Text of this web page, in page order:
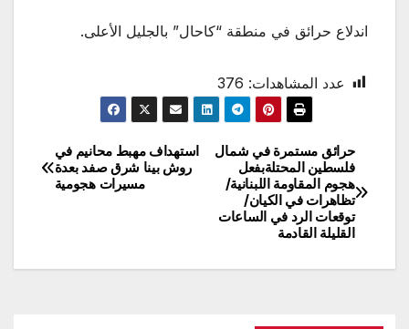
اندلاع حرائق في منطقة “كاحال” بالجليل الأعلى.
عدد المشاهدات: 376
تصفّح
المقالات
استهداف مهبط محانيم في
روش بينا شرق صفد بعدة
مسيرات هجومية
حرائق مستمرة في شمال
فلسطين المحتلةبفعل
هجوم المقاومة اللبنانية/
تظاهرات في الكيان/
توقعات الرد في الساعات
القليلة القادمة